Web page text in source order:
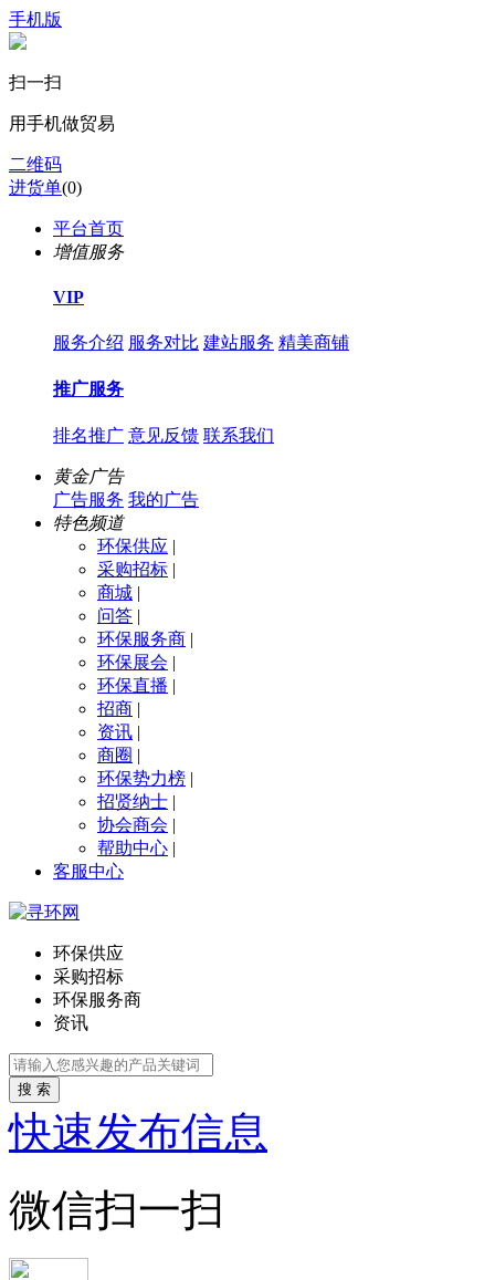
手机版
扫一扫
用手机做贸易
二维码
进货单(0)
平台首页
增值服务
VIP
服务介绍 服务对比 建站服务 精美商铺
推广服务
排名推广 意见反馈 联系我们
黄金广告
广告服务 我的广告
特色频道
环保供应 |
采购招标 |
商城 |
问答 |
环保服务商 |
环保展会 |
环保直播 |
招商 |
资讯 |
商圈 |
环保势力榜 |
招贤纳士 |
协会商会 |
帮助中心 |
客服中心
环保供应
采购招标
环保服务商
资讯
搜 索
快速发布信息
微信扫一扫